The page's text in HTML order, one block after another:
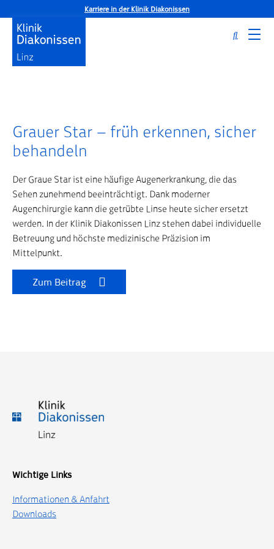
Karriere in der Klinik Diakonissen
Startseite Grauer Star – früh erkennen, sicher behandeln
Grauer Star – früh erkennen, sicher
behandeln
Der Graue Star ist eine häufige Augenerkrankung, die das
Sehen zunehmend beeinträchtigt. Dank moderner
Augenchirurgie kann die getrübte Linse heute sicher ersetzt
werden. In der Klinik Diakonissen Linz stehen dabei individuelle
Betreuung und höchste medizinische Präzision im
Mittelpunkt.
Zum Beitrag
Wichtige Links
Informationen & Anfahrt
Downloads